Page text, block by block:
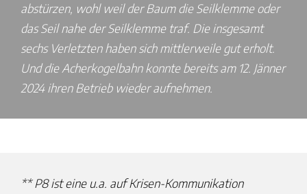
abstürzen, wohl weil der Baum die Seilklemme oder
das Seil nahe der Seilklemme traf. Die insgesamt
sechs Verletzten haben sich mittlerweile gut erholt.
Und die Acherkogelbahn konnte bereits am 12. Jänner
2024 ihren Betrieb wieder aufnehmen.
** P8 ist eine u.a. auf Krisen-Kommunikation